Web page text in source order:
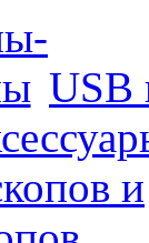
USB